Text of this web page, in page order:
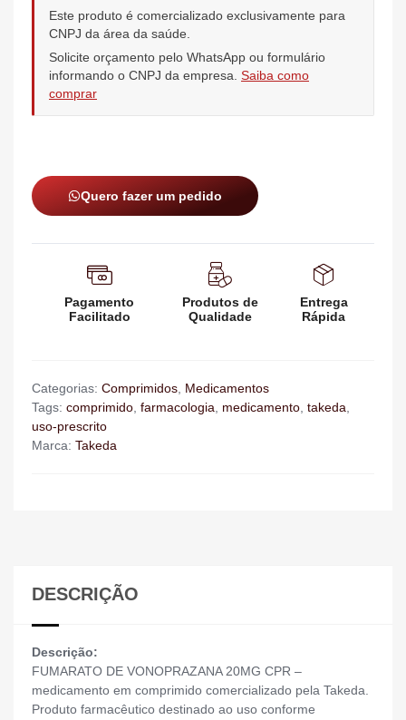
Este produto é comercializado exclusivamente para
CNPJ da área da saúde.
Solicite orçamento pelo WhatsApp ou formulário
informando o CNPJ da empresa. Saiba como
comprar
Quero fazer um pedido
Pagamento
Facilitado
Produtos de
Qualidade
Entrega
Rápida
Categorias: Comprimidos, Medicamentos
Tags: comprimido, farmacologia, medicamento, takeda,
uso-prescrito
Marca: Takeda
DESCRIÇÃO
Descrição:
FUMARATO DE VONOPRAZANA 20MG CPR –
medicamento em comprimido comercializado pela Takeda.
Produto farmacêutico destinado ao uso conforme